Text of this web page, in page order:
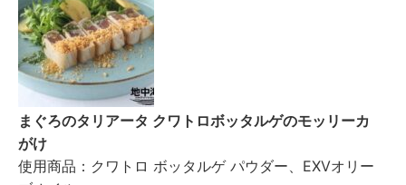
まぐろのタリアータ クワトロボッタルゲのモッリーカ
がけ
使用商品：クワトロ ボッタルゲ パウダー、EXVオリー